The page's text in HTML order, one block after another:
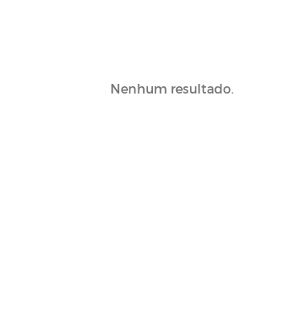
Nenhum resultado.